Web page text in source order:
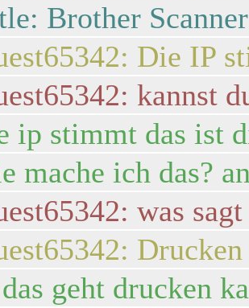
Brother
Die IP
kannst
ip stimmt das ist
mache ich das?
was
geht drucken